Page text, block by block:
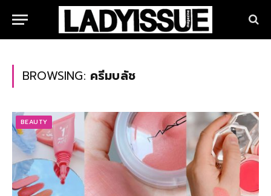
BROWSING: ครีมบลัช
BEAUTY